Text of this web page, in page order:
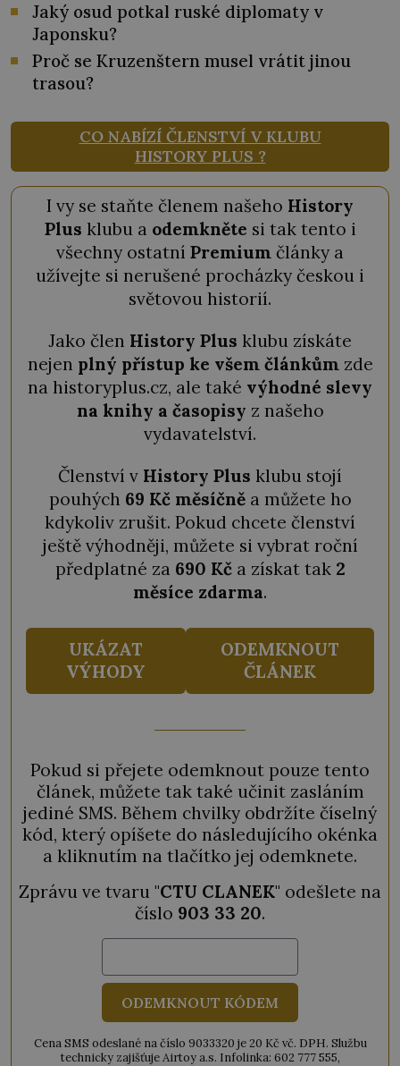
Jaký osud potkal ruské diplomaty v
Japonsku?
Proč se Kruzenštern musel vrátit jinou
trasou?
CO NABÍZÍ ČLENSTVÍ V KLUBU
HISTORY PLUS ?
I vy se staňte členem našeho History
Plus klubu a odemkněte si tak tento i
všechny ostatní Premium články a
užívejte si nerušené procházky českou i
světovou historií.
Jako člen History Plus klubu získáte
nejen plný přístup ke všem článkůmzde
na historyplus.cz, ale také výhodné slevy
na knihy a časopisy z našeho
vydavatelství.
Členství v History Plus klubu stojí
pouhých 69 Kč měsíčněa můžete ho
kdykoliv zrušit. Pokud chcete členství
ještě výhodněji, můžete si vybrat roční
předplatné za 690 Kča získat tak 2
měsíce zdarma.
UKÁZAT
VÝHODY
ODEMKNOUT
ČLÁNEK
Pokud si přejete odemknout pouze tento
článek, můžete tak také učinit zasláním
jediné SMS. Během chvilky obdržíte číselný
kód, který opíšete do následujícího okénka
a kliknutím na tlačítko jej odemknete.
Zprávu ve tvaru "CTU CLANEK" odešlete na
číslo 903 33 20.
ODEMKNOUT KÓDEM
Cena SMS odeslané na číslo 9033320 je 20 Kč vč. DPH. Službu
technicky zajišťuje Airtoy a.s. Infolinka: 602 777 555,